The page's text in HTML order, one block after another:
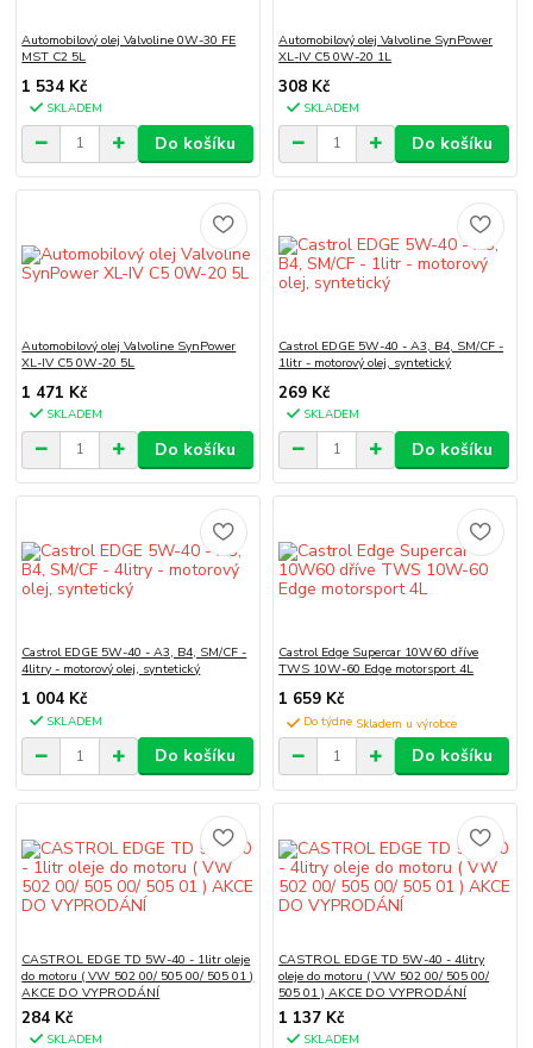
Automobilový olej Valvoline 0W-30 FE
MST C2 5L
1 534 Kč
SKLADEM
Do košíku
Automobilový olej Valvoline SynPower
XL-IV C5 0W-20 1L
308 Kč
SKLADEM
Do košíku
Automobilový olej Valvoline SynPower
XL-IV C5 0W-20 5L
1 471 Kč
SKLADEM
Do košíku
Castrol EDGE 5W-40 - A3, B4, SM/CF -
1litr - motorový olej, syntetický
269 Kč
SKLADEM
Do košíku
Castrol EDGE 5W-40 - A3, B4, SM/CF -
4litry - motorový olej, syntetický
1 004 Kč
SKLADEM
Do košíku
Castrol Edge Supercar 10W60 dříve
TWS 10W-60 Edge motorsport 4L
1 659 Kč
Do týdne
Do košíku
CASTROL EDGE TD 5W-40 - 1litr oleje
do motoru ( VW 502 00/ 505 00/ 505 01 )
AKCE DO VYPRODÁNÍ
284 Kč
SKLADEM
CASTROL EDGE TD 5W-40 - 4litry
oleje do motoru ( VW 502 00/ 505 00/
505 01 ) AKCE DO VYPRODÁNÍ
1 137 Kč
SKLADEM